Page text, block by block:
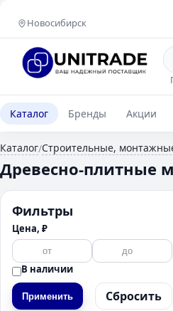
Новосибирск
Каталог Бренды Акции
Каталог/Строительные,
Древесно-плитные
Фильтры
Цена, ₽
В наличии
Применить Сбросить